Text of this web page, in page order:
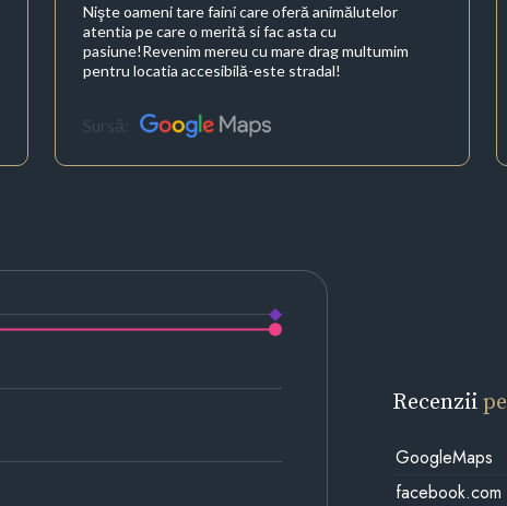
Nişte oameni tare faini care oferă animălutelor
atentia pe care o merită si fac asta cu
pasiune!Revenim mereu cu mare drag multumim
pentru locatia accesibilă-este stradal!
Sursă:
Recenzii
GoogleMaps
facebook.com